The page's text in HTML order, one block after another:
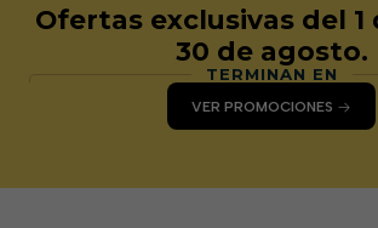
Ofertas exclusivas del 1
30 de agosto.
TERMINAN EN
VER PROMOCIONES